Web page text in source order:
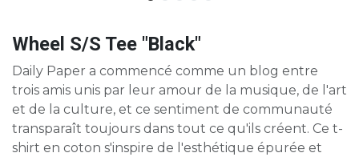
Wheel S/S Tee "Black"
Daily Paper a commencé comme un blog entre
trois amis unis par leur amour de la musique, de l'art
et de la culture, et ce sentiment de communauté
transparaît toujours dans tout ce qu'ils créent. Ce t-
shirt en coton s'inspire de l'esthétique épurée et